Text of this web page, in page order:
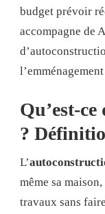
budget prévoir
accompagne de
Qu’est-
?
L’
même sa
travaux sans